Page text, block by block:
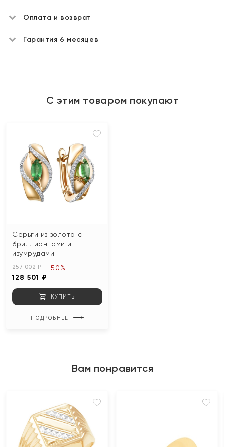
Оплата и возврат
Гарантия 6 месяцев
С этим товаром покупают
Серьги из золота с
бриллиантами и
изумрудами
257 002 ₽
128 501 ₽
-50%
КУПИТЬ
ПОДРОБНЕЕ
Вам понравится